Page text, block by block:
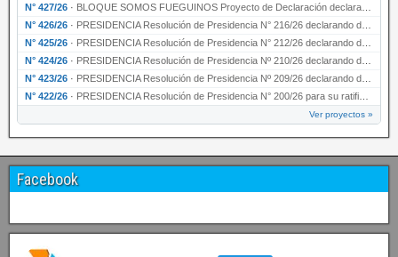
N° 427/26 · BLOQUE SOMOS FUEGUINOS Proyecto de Declaración declarando de interés provincial PRESIDENCI…
N° 426/26 · PRESIDENCIA Resolución de Presidencia N° 216/26 declarando de interés provincial la labor …
N° 425/26 · PRESIDENCIA Resolución de Presidencia N° 212/26 declarando de interés provincial el “50° A…
N° 424/26 · PRESIDENCIA Resolución de Presidencia Nº 210/26 declarando de interés provincial el proyec…
N° 423/26 · PRESIDENCIA Resolución de Presidencia Nº 209/26 declarando de interés provincial la presen…
N° 422/26 · PRESIDENCIA Resolución de Presidencia N° 200/26 para su ratificación.
Ver proyectos »
Facebook